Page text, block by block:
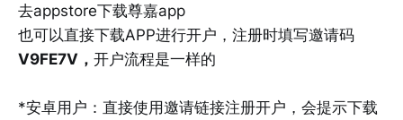
去appstore下载尊嘉app
也可以直接下载APP进行开户，注册时填写邀请码
V9FE7V， 开户流程是一样的
*安卓用户：直接使用邀请链接注册开户，会提示下载